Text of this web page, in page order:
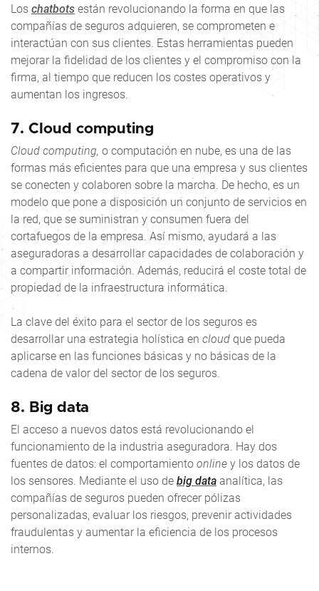
Los chatbots están revolucionando la forma en que las
compañías de seguros adquieren, se comprometen e
interactúan con sus clientes. Estas herramientas pueden
mejorar la fidelidad de los clientes y el compromiso con la
firma, al tiempo que reducen los costes operativos y
aumentan los ingresos.
7. Cloud computing
Cloud computing, o computación en nube, es una de las
formas más eficientes para que una empresa y sus clientes
se conecten y colaboren sobre la marcha. De hecho, es un
modelo que pone a disposición un conjunto de servicios en
la red, que se suministran y consumen fuera del
cortafuegos de la empresa. Así mismo, ayudará a las
aseguradoras a desarrollar capacidades de colaboración y
a compartir información. Además, reducirá el coste total de
propiedad de la infraestructura informática.
La clave del éxito para el sector de los seguros es
desarrollar una estrategia holística en cloud que pueda
aplicarse en las funciones básicas y no básicas de la
cadena de valor del sector de los seguros.
8. Big data
El acceso a nuevos datos está revolucionando el
funcionamiento de la industria aseguradora. Hay dos
fuentes de datos: el comportamiento online y los datos de
los sensores. Mediante el uso de big data analítica, las
compañías de seguros pueden ofrecer pólizas
personalizadas, evaluar los riesgos, prevenir actividades
fraudulentas y aumentar la eficiencia de los procesos
internos.